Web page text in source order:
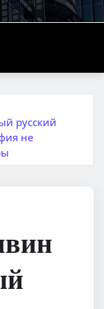
русский
не